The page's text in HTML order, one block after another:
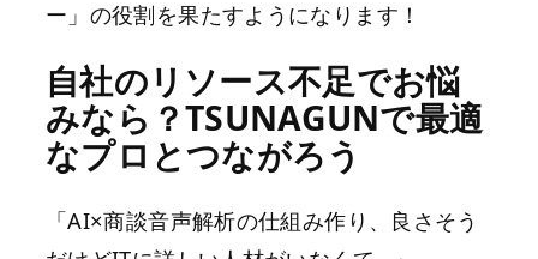
ー」の役割を果たすようになります！
自社のリソース不足でお悩
みなら？TSUNAGUNで最適
なプロとつながろう
「AI×商談音声解析の仕組み作り、良さそう